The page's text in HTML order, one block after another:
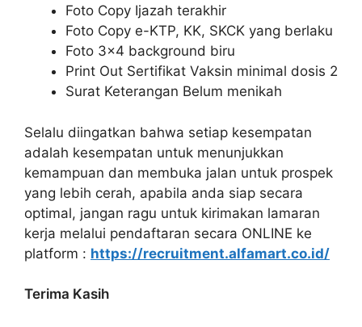
Foto Copy Ijazah terakhir
Foto Copy e-KTP, KK, SKCK yang berlaku
Foto 3×4 background biru
Print Out Sertifikat Vaksin minimal dosis 2
Surat Keterangan Belum menikah
Selalu diingatkan bahwa setiap kesempatan
adalah kesempatan untuk menunjukkan
kemampuan dan membuka jalan untuk prospek
yang lebih cerah, apabila anda siap secara
optimal, jangan ragu untuk kirimakan lamaran
kerja melalui pendaftaran secara ONLINE ke
platform : https://recruitment.alfamart.co.id/
Terima Kasih